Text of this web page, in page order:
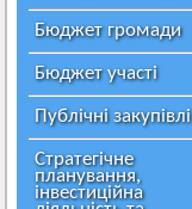
Бюджет громади
Бюджет участі
Публічні закупівлі
Стратегічне
планування,
інвестиційна